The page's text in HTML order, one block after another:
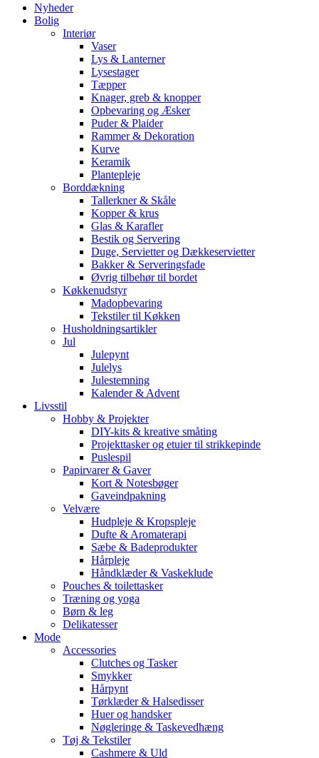
Nyheder
Bolig
Interiør
Vaser
Lys & Lanterner
Lysestager
Tæpper
Knager, greb & knopper
Opbevaring og Æsker
Puder & Plaider
Rammer & Dekoration
Kurve
Keramik
Plantepleje
Borddækning
Tallerkner & Skåle
Kopper & krus
Glas & Karafler
Bestik og Servering
Duge, Servietter og Dækkeservietter
Bakker & Serveringsfade
Øvrig tilbehør til bordet
Køkkenudstyr
Madopbevaring
Tekstiler til Køkken
Husholdningsartikler
Jul
Julepynt
Julelys
Julestemning
Kalender & Advent
Livsstil
Hobby & Projekter
DIY-kits & kreative småting
Projekttasker og etuier til strikkepinde
Puslespil
Papirvarer & Gaver
Kort & Notesbøger
Gaveindpakning
Velvære
Hudpleje & Kropspleje
Dufte & Aromaterapi
Sæbe & Badeprodukter
Hårpleje
Håndklæder & Vaskeklude
Pouches & toilettasker
Træning og yoga
Børn & leg
Delikatesser
Mode
Accessories
Clutches og Tasker
Smykker
Hårpynt
Tørklæder & Halsedisser
Huer og handsker
Nøgleringe & Taskevedhæng
Tøj & Tekstiler
Cashmere & Uld